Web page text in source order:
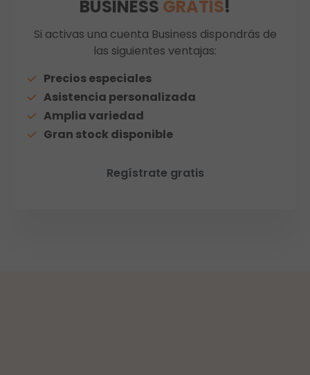
BUSINESS GRATIS!
Si activas una cuenta Business dispondrás de
las siguientes ventajas:
Precios especiales
Asistencia personalizada
Amplia variedad
Gran stock disponible
Regístrate gratis